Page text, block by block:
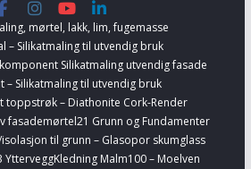
mørtel, lakk, lim, fugemasse
– Silikatmaling til utvendig bruk
Silikatmaling utvendig fasade
– Silikatmaling til utvendig bruk
toppstrøk – Diathonite Cork-Render
fasademørtel21 Grunn og Fundamenter
til grunn – Glasopor skumglass
YtterveggKledning Malm100 – Moelven